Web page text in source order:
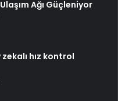
Ağı Güçleniyor
hız kontrol